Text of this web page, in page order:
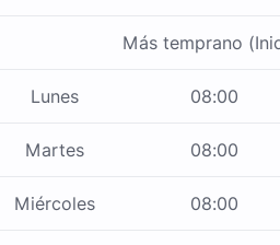
Más temprano
Lunes 08:00
Martes 08:00
Miércoles 08:00